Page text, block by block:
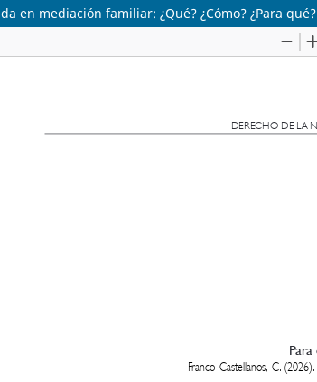
en mediación familiar: ¿Qué? ¿Cómo? ¿Para qué?